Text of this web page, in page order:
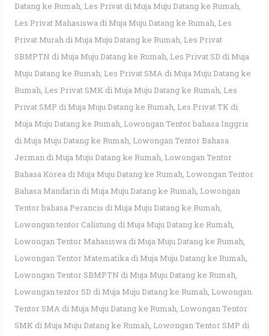
Datang ke Rumah, Les Privat di Muja Muju Datang ke Rumah,
Les Privat Mahasiswa di Muja Muju Datang ke Rumah, Les
Privat Murah di Muja Muju Datang ke Rumah, Les Privat
SBMPTN di Muja Muju Datang ke Rumah, Les Privat SD di Muja
Muju Datang ke Rumah, Les Privat SMA di Muja Muju Datang ke
Rumah, Les Privat SMK di Muja Muju Datang ke Rumah, Les
Privat SMP di Muja Muju Datang ke Rumah, Les Privat TK di
Muja Muju Datang ke Rumah, Lowongan Tentor bahasa Inggris
di Muja Muju Datang ke Rumah, Lowongan Tentor Bahasa
Jerman di Muja Muju Datang ke Rumah, Lowongan Tentor
Bahasa Korea di Muja Muju Datang ke Rumah, Lowongan Tentor
Bahasa Mandarin di Muja Muju Datang ke Rumah, Lowongan
Tentor bahasa Perancis di Muja Muju Datang ke Rumah,
Lowongan tentor Calistung di Muja Muju Datang ke Rumah,
Lowongan Tentor Mahasiswa di Muja Muju Datang ke Rumah,
Lowongan Tentor Matematika di Muja Muju Datang ke Rumah,
Lowongan Tentor SBMPTN di Muja Muju Datang ke Rumah,
Lowongan tentor SD di Muja Muju Datang ke Rumah, Lowongan
Tentor SMA di Muja Muju Datang ke Rumah, Lowongan Tentor
SMK di Muja Muju Datang ke Rumah, Lowongan Tentor SMP di